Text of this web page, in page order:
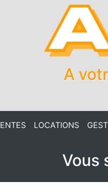
A
LOCATIONS
Vous